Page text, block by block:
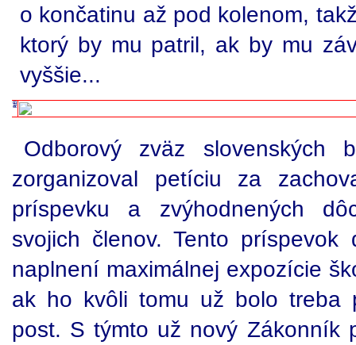
o končatinu až pod kolenom,
ktorý by mu patril, ak by mu
vyššie...
Odborový zväz
zorganizoval petíciu za
príspevku a zvýhodnených
svojich členov. Tento
naplnení maximálnej expozície
ak ho kvôli tomu už bolo treba
post. S týmto už nový Zákonník